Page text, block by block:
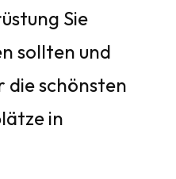
Sie
sollten und
schönsten
in